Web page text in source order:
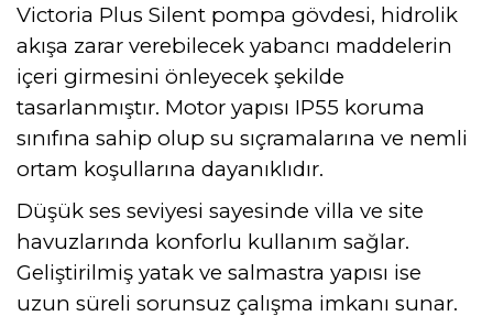
Victoria Plus Silent pompa gövdesi, hidrolik
akışa zarar verebilecek yabancı maddelerin
içeri girmesini önleyecek şekilde
tasarlanmıştır. Motor yapısı IP55 koruma
sınıfına sahip olup su sıçramalarına ve nemli
ortam koşullarına dayanıklıdır.
Düşük ses seviyesi sayesinde villa ve site
havuzlarında konforlu kullanım sağlar.
Geliştirilmiş yatak ve salmastra yapısı ise
uzun süreli sorunsuz çalışma imkanı sunar.